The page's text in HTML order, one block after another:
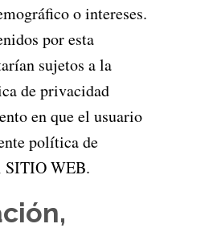
o intereses.
por esta
sujetos a la
de privacidad
en que el usuario
política de
SITIO WEB.